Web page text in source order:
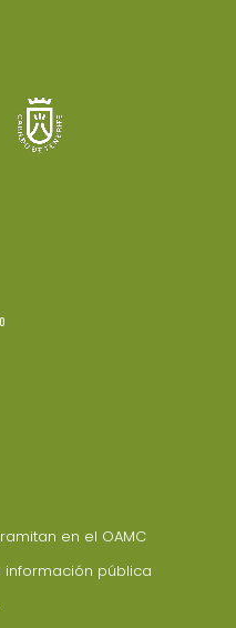
en el OAMC
pública